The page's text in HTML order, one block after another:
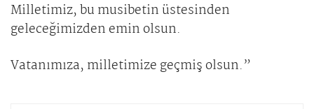
Milletimiz, bu musibetin üstesinden
geleceğimizden emin olsun.
Vatanımıza, milletimize geçmiş olsun.”